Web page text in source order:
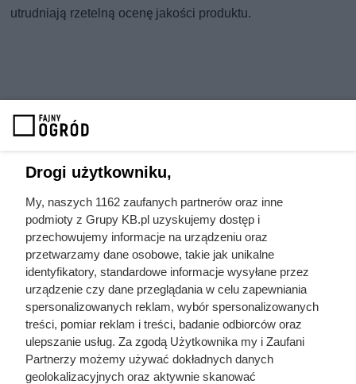
utrudniają rzetelną ocenę jakości produktu.
Dlaczego dane producenta na
etykiecie są ważne
Nie mniej istotną częścią etykiety są informacje o
Drogi użytkowniku,
My, naszych 1162 zaufanych partnerów oraz inne
podmioty z Grupy KB.pl uzyskujemy dostęp i
przechowujemy informacje na urządzeniu oraz
przetwarzamy dane osobowe, takie jak unikalne
identyfikatory, standardowe informacje wysyłane przez
urządzenie czy dane przeglądania w celu zapewniania
spersonalizowanych reklam, wybór spersonalizowanych
treści, pomiar reklam i treści, badanie odbiorców oraz
ulepszanie usług. Za zgodą Użytkownika my i Zaufani
Partnerzy możemy używać dokładnych danych
geolokalizacyjnych oraz aktywnie skanować